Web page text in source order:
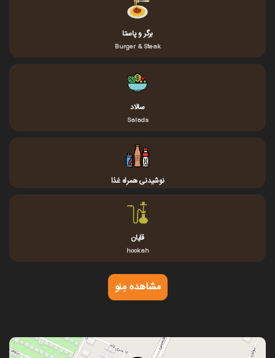
برگر و پاستا
Burger & Steak
سالاد
Salads
نوشیدنی همراه غذا
قلیان
hookah
مشاهده مِنو